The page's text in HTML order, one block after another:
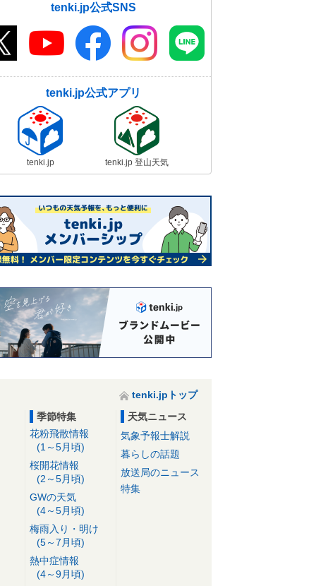
tenki.jp公式SNS
tenki.jp公式アプリ
tenki.jp tenki.jp 登山天気
tenki.jpトップ
季節特集
花粉飛散情報
(1～5月頃)
桜開花情報
(2～5月頃)
GWの天気
(4～5月頃)
梅雨入り・明け
(5～7月頃)
熱中症情報
(4～9月頃)
天気ニュース
気象予報士解説
暮らしの話題
放送局のニュース
特集